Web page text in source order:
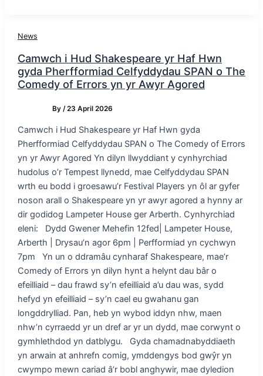
News
Camwch i Hud Shakespeare yr Haf Hwn
gyda Pherfformiad Celfyddydau SPAN o The
Comedy of Errors yn yr Awyr Agored
By/23 April 2026
Camwch i Hud Shakespeare yr Haf Hwn gyda
Pherfformiad Celfyddydau SPAN o The Comedy of Errors
yn yr Awyr Agored Yn dilyn llwyddiant y cynhyrchiad
hudolus o’r Tempest llynedd, mae Celfyddydau SPAN
wrth eu bodd i groesawu’r Festival Players yn ôl ar gyfer
noson arall o Shakespeare yn yr awyr agored a hynny ar
dir godidog Lampeter House ger Arberth. Cynhyrchiad
eleni: Dydd Gwener Mehefin 12fed| Lampeter House,
Arberth | Drysau’n agor 6pm | Perfformiad yn cychwyn
7pm Yn un o ddramâu cynharaf Shakespeare, mae’r
Comedy of Errors yn dilyn hynt a helynt dau bâr o
efeilliaid – dau frawd sy’n efeilliaid a’u dau was, sydd
hefyd yn efeilliaid – sy’n cael eu gwahanu gan
longddrylliad. Pan, heb yn wybod iddyn nhw, maen
nhw’n cyrraedd yr un dref ar yr un dydd, mae corwynt o
gymhlethdod yn datblygu. Gyda chamadnabyddiaeth
yn arwain at anhrefn comig, ymddengys bod gwŷr yn
cwympo mewn cariad â’r bobl anghywir, mae dyledion